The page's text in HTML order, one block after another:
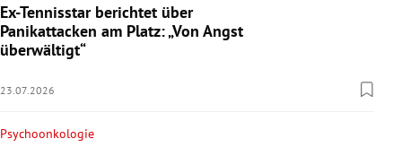
Ex-Tennisstar berichtet über
Panikattacken am Platz: „Von Angst
überwältigt“
23.07.2026
Psychoonkologie